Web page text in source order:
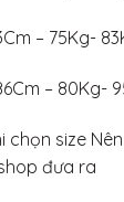
– 75Kg-
– 80Kg-
chọn size
đưa ra